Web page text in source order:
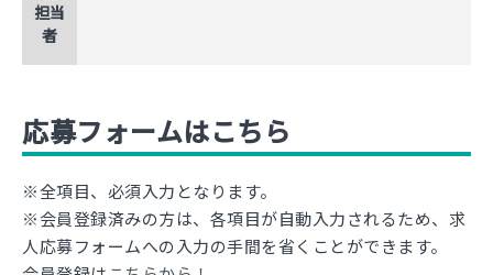
担当
者
応募フォームはこちら
※全項目、必須入力となります。
※会員登録済みの方は、各項目が自動入力されるため、求
人応募フォームへの入力の手間を省くことができます。